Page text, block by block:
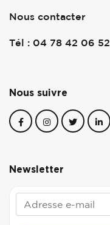
Nous contacter
Tél : 04 78 42 06 52
Nous suivre
Newsletter